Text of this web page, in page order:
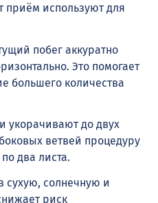
приём используют для
побег аккуратно
Это помогает
большего количества
укорачивают до двух
ветвей процедуру
два листа.
сухую, солнечную и
риск